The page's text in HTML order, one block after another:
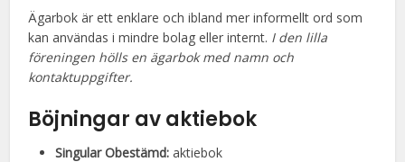
Ägarbok är ett enklare och ibland mer informellt ord som
kan användas i mindre bolag eller internt. I den lilla
föreningen hölls en ägarbok med namn och
kontaktuppgifter.
Böjningar av aktiebok
Singular Obestämd: aktiebok